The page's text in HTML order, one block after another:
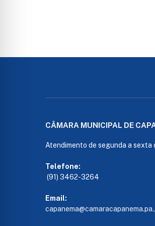
CÂMARA MUNICIPAL DE
Atendimento de segunda a sexta
Telefone:
(91) 3462-3264
Email:
capanema@camaracapanema.pa.